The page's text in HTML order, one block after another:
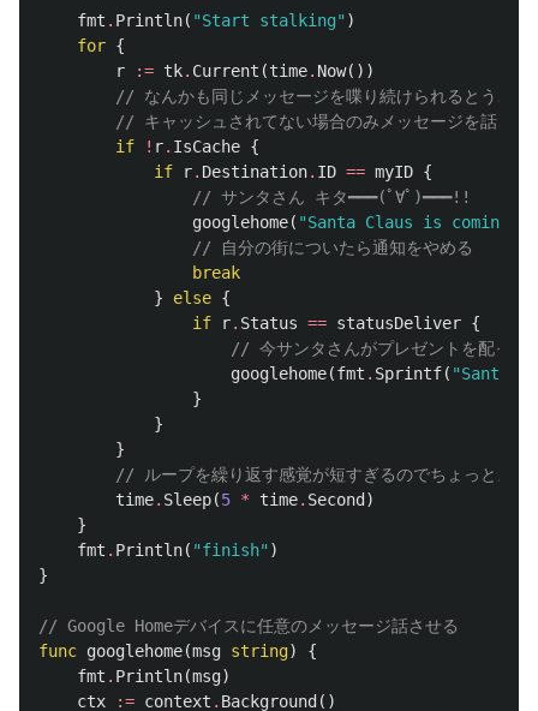
fmt . Println( "Start stalking" )
for {
r
:= tk. Current (time. Now())
// なんかも同じメッセージを喋り続けられるとうざ
// キャッシュされてない場合のみメッセージを話させ
if
! r. IsCache {
if
r. Destination. ID == myID {
// サンタさん キタ━━━(ﾟ∀ﾟ)━━━!!
googlehome( "Santa Claus is coming
// 自分の街についたら通知をやめる
break
}
else {
if
r. Status == statusDeliver {
// 今サンタさんがプレゼントを配って
googlehome(fmt . Sprintf( "Santa
}
}
}
// ループを繰り返す感覚が短すぎるのでちょっとスリ
time. Sleep(5 * time. Second )
}
fmt . Println( "finish" )
}
// Google Homeデバイスに任意のメッセージ話させる
func googlehome(msg string)
{
fmt . Println(msg)
ctx
:= context . Background ()